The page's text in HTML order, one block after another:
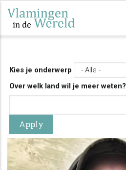
Overslaan
naar
gaan
Kies je onderwerp
Over welk land wil je meer weten?